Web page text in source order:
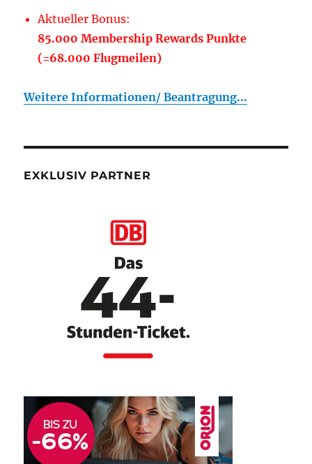
Aktueller Bonus:
85.000 Membership Rewards Punkte
(=68.000 Flugmeilen)
Weitere Informationen/ Beantragung...
EXKLUSIV PARTNER